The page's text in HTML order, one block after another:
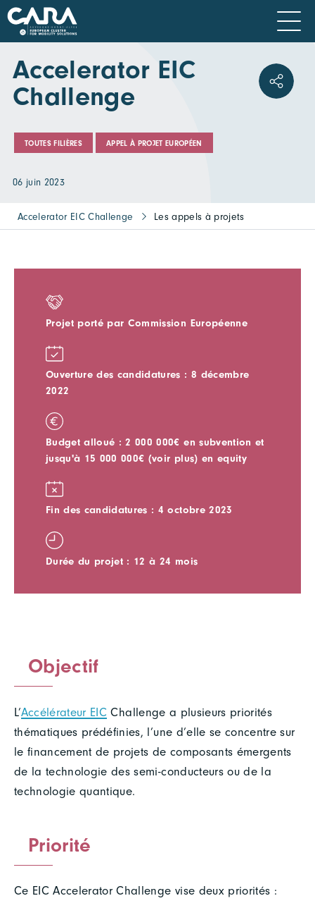
Accelerator EIC
Challenge
TOUTES FILIÈRES APPEL À PROJET EUROPÉEN
06 juin 2023
Accelerator EIC Challenge Les appels à projets
Projet porté par Commission Européenne
Ouverture des candidatures : 8 décembre
2022
Budget alloué : 2 000 000€ en subvention et
jusqu'à 15 000 000€ (voir plus) en equity
Fin des candidatures : 4 octobre 2023
Durée du projet : 12 à 24 mois
Objectif
L’Accélérateur EIC Challenge a plusieurs priorités
thématiques prédéfinies, l’une d’elle se concentre sur
le financement de projets de composants émergents
de la technologie des semi-conducteurs ou de la
technologie quantique.
Priorité
Ce EIC Accelerator Challenge vise deux priorités :